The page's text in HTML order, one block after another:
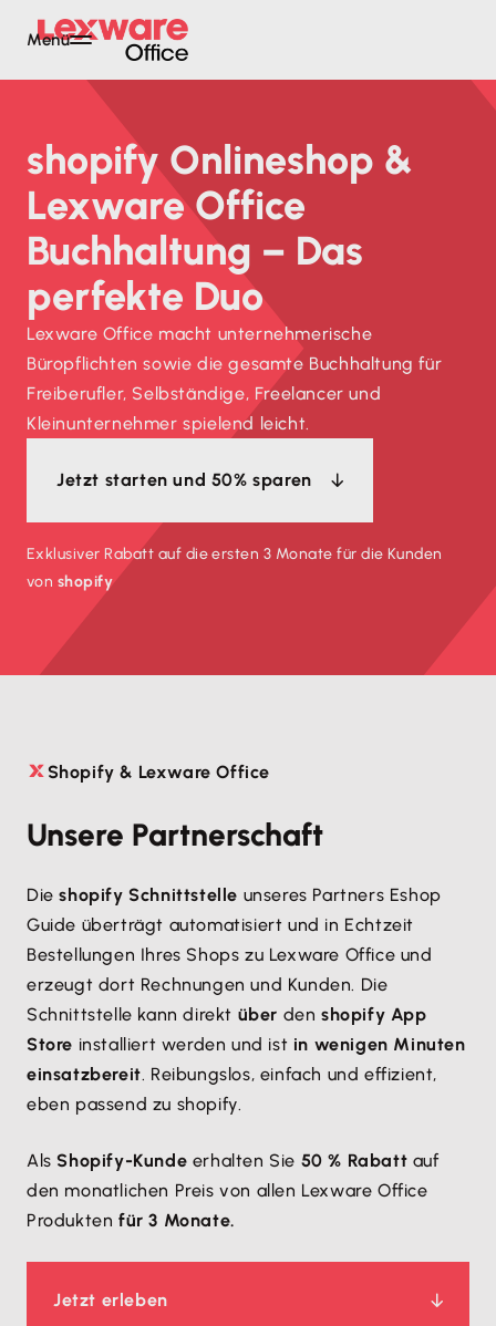
Menü
shopify Onlineshop &
Lexware Office
Buchhaltung – Das
perfekte Duo
Lexware Office macht unternehmerische
Büropflichten sowie die gesamte Buchhaltung für
Freiberufler, Selbständige, Freelancer und
Kleinunternehmer spielend leicht.
Jetzt starten und 50% sparen
Exklusiver Rabatt auf die ersten 3 Monate für die Kunden
von shopify
Shopify & Lexware Office
Unsere Partnerschaft
Dieshopify Schnittstelle unseres Partners Eshop
Guide überträgt automatisiert und in Echtzeit
Bestellungen Ihres Shops zu Lexware Office und
erzeugt dort Rechnungen und Kunden. Die
Schnittstelle kann direkt über denshopify App
Store installiert werden und ist in wenigen Minuten
einsatzbereit. Reibungslos, einfach und effizient,
eben passend zu shopify.
AlsShopify-Kunde erhalten Sie 50 % Rabatt auf
den monatlichen Preis von allen Lexware Office
Produkten für 3 Monate.
Jetzt erleben